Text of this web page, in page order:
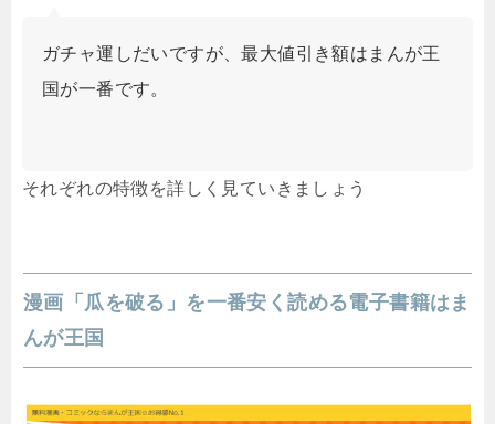
ガチャ運しだいですが、最大値引き額はまんが王
国が一番です。
それぞれの特徴を詳しく見ていきましょう
漫画「瓜を破る」を一番安く読める電子書籍はま
んが王国